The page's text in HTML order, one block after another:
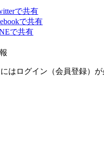
で共有
で共有
で共有
はログイン（会員登録）が